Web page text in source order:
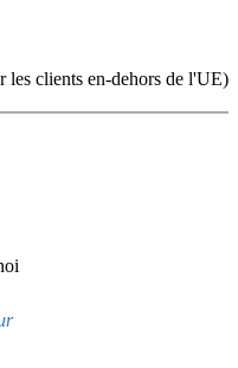
les clients en-dehors de l'UE)